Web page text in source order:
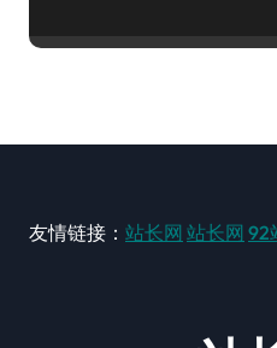
友情链接： 站长网 站长网 92